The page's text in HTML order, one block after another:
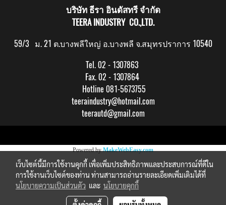
บริษัท ธีรา อินดัสทรี จำกัด
TEERA INDUSTRY CO.,LTD.
59/3 ม. 21 ต.บางพลีใหญ่ อ.บางพลี จ.สมุทรปราการ 10540
Tel. 02 - 1307863
Fax. 02 - 1307864
Hotline 081-5673755
teeraindustry@hotmail.com
teerautd@gmail.com
Powered byMakeWebEasy.com
เว็บไซต์นี้มีการใช้งานคุกกี้ เพื่อเพิ่มประสิทธิภาพและประสบการณ์ที่ดีใน
การใช้งานเว็บไซต์ของท่าน ท่านสามารถอ่านรายละเอียดเพิ่มเติมได้ที่
นโยบายความเป็นส่วนตัว และ นโยบายคุกกี้